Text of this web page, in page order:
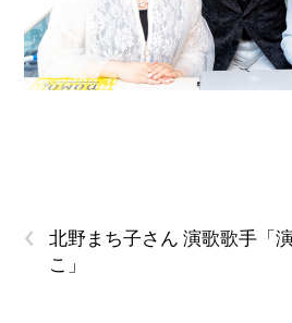
‹
北野まち子さん 演歌歌手「
こ」